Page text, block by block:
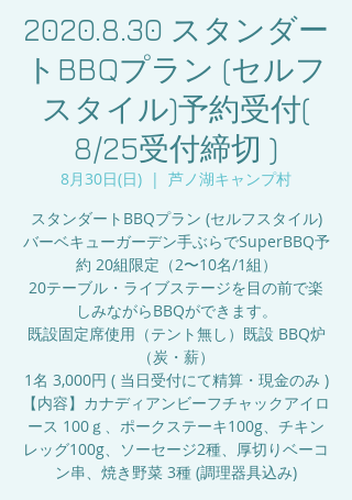
2020.8.30 スタンダー
トBBQプラン (セルフ
スタイル)予約受付(
8/25受付締切 )
8月30日(日)
  |
芦ノ湖キャンプ村
スタンダートBBQプラン (セルフスタイル)
バーベキューガーデン手ぶらでSuperBBQ予
約 20組限定（2〜10名/1組）
20テーブル・ライブステージを目の前で楽
しみながらBBQができます。
既設固定席使用（テント無し）既設 BBQ炉
（炭・薪）
1名 3,000円 ( 当日受付にて精算・現金のみ )
【内容】カナディアンビーフチャックアイロ
ース 100ｇ、ポークステーキ100g、チキン
レッグ100g、ソーセージ2種、厚切りベーコ
ン串、焼き野菜 3種 (調理器具込み)